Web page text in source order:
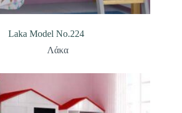
Laka Model No.224
Λάκα